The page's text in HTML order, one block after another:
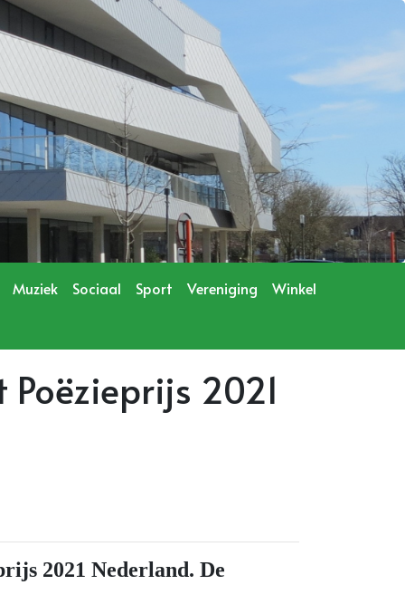
Muziek Sociaal Sport Vereniging Winkel
2021
2021 Nederland. De